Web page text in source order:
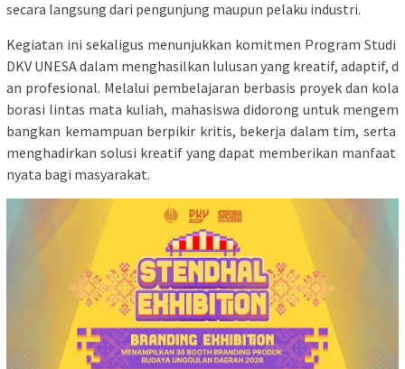
secara langsung dari pengunjung maupun pelaku industri.
Kegiatan ini sekaligus menunjukkan komitmen Program Studi
DKV UNESA dalam menghasilkan lulusan yang kreatif, adaptif, d
an profesional. Melalui pembelajaran berbasis proyek dan kola
borasi lintas mata kuliah, mahasiswa didorong untuk mengem
bangkan kemampuan berpikir kritis, bekerja dalam tim, serta
menghadirkan solusi kreatif yang dapat memberikan manfaat
nyata bagi masyarakat.